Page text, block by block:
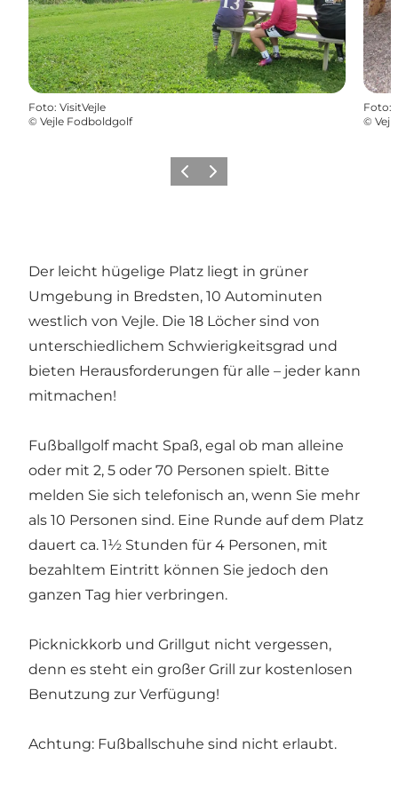
Foto: VisitVejle
© Vejle Fodboldgolf
Foto:
©
ZurückWeiter
Der leicht hügelige Platz liegt in grüner
Umgebung in Bredsten, 10 Autominuten
westlich von Vejle. Die 18 Löcher sind von
unterschiedlichem Schwierigkeitsgrad und
bieten Herausforderungen für alle – jeder kann
mitmachen!
Fußballgolf macht Spaß, egal ob man alleine
oder mit 2, 5 oder 70 Personen spielt. Bitte
melden Sie sich telefonisch an, wenn Sie mehr
als 10 Personen sind. Eine Runde auf dem Platz
dauert ca. 1½ Stunden für 4 Personen, mit
bezahltem Eintritt können Sie jedoch den
ganzen Tag hier verbringen.
Picknickkorb und Grillgut nicht vergessen,
denn es steht ein großer Grill zur kostenlosen
Benutzung zur Verfügung!
Achtung: Fußballschuhe sind nicht erlaubt.